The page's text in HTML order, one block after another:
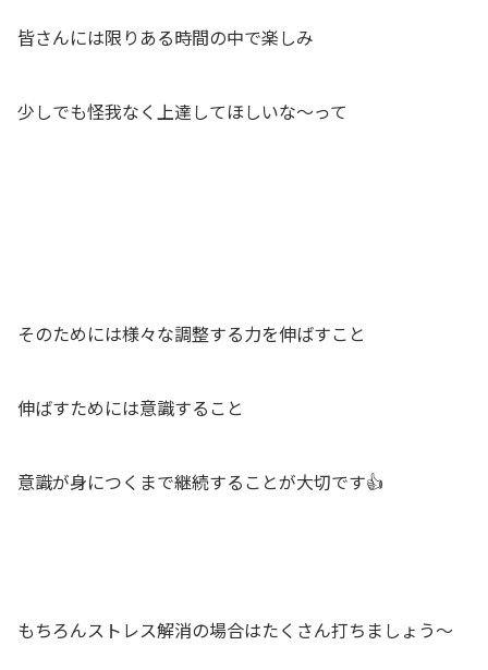
皆さんには限りある時間の中で楽しみ
少しでも怪我なく上達してほしいな〜って
そのためには様々な調整する力を伸ばすこと
伸ばすためには意識すること
意識が身につくまで継続することが大切です👍
もちろんストレス解消の場合はたくさん打ちましょう〜